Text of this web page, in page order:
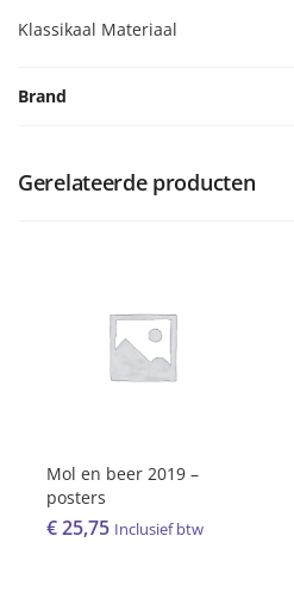
Klassikaal Materiaal
Brand
Gerelateerde producten
Mol en beer 2019 –
posters
€25,75 Inclusief btw